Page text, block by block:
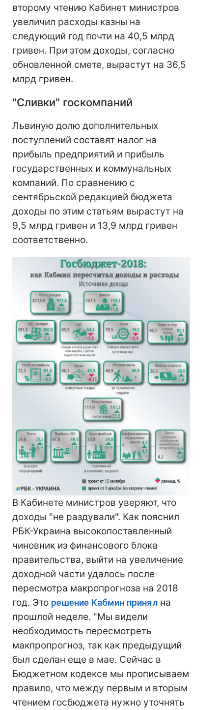
второму чтению Кабинет министров
увеличил расходы казны на
следующий год почти на 40,5 млрд
гривен. При этом доходы, согласно
обновленной смете, вырастут на 36,5
млрд гривен.
"Сливки" госкомпаний
Львиную долю дополнительных
поступлений составят налог на
прибыль предприятий и прибыль
государственных и коммунальных
компаний. По сравнению с
сентябрьской редакцией бюджета
доходы по этим статьям вырастут на
9,5 млрд гривен и 13,9 млрд гривен
соответственно.
В Кабинете министров уверяют, что
доходы "не раздували". Как пояснил
РБК-Украина высокопоставленный
чиновник из финансового блока
правительства, выйти на увеличение
доходной части удалось после
пересмотра макропрогноза на 2018
год. Это решение Кабмин принял на
прошлой неделе. "Мы видели
необходимость пересмотреть
макпропрогноз, так как предыдущий
был сделан еще в мае. Сейчас в
Бюджетном кодексе мы прописываем
правило, что между первым и вторым
чтением госбюджета нужно уточнять